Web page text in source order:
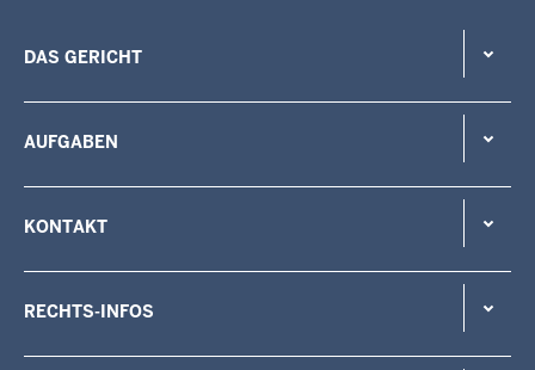
DAS GERICHT
AUFGABEN
KONTAKT
RECHTS-INFOS